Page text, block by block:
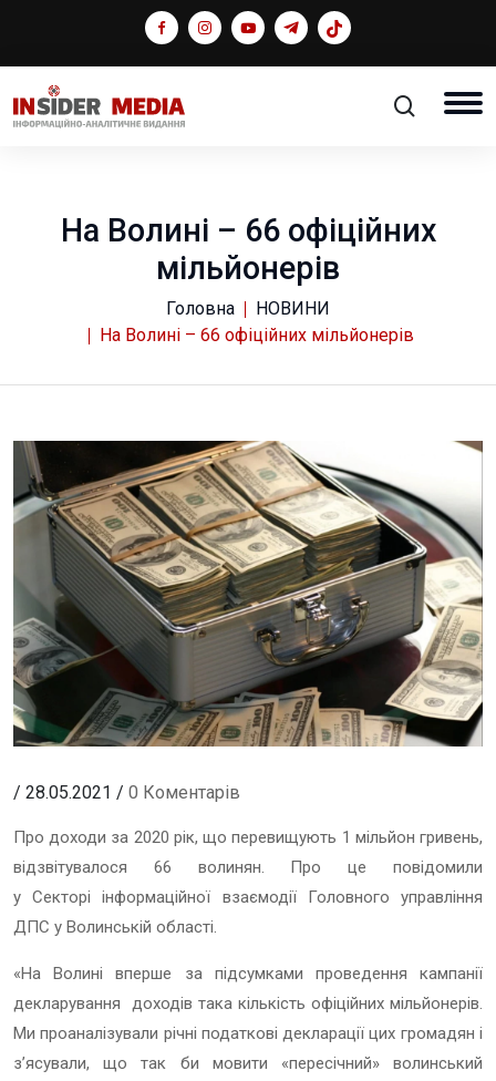
На Волині – 66 офіційних
мільйонерів
Головна
НОВИНИ
На Волині – 66 офіційних мільйонерів
/ 28.05.2021 / 0 Коментарів
Про доходи за 2020 рік, що перевищують 1 мільйон гривень,
відзвітувалося 66 волинян. Про це повідомили
уСекторі інформаційної
взаємодії Головного управління
ДПС у Волинській області.
«На Волині вперше за підсумками проведення кампанії
декларування доходів така кількість офіційних мільйонерів.
Ми проаналізували річні податкові декларації цих громадян і
з’ясували, що так би мовити «пересічний» волинський